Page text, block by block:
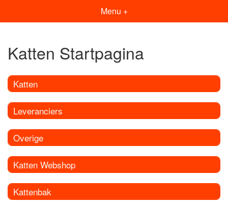
Menu +
Katten Startpagina
Katten
Leveranciers
Overige
Katten Webshop
Kattenbak